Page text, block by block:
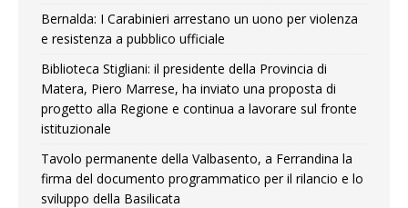
Bernalda: I Carabinieri arrestano un uono per violenza
e resistenza a pubblico ufficiale
Biblioteca Stigliani: il presidente della Provincia di
Matera, Piero Marrese, ha inviato una proposta di
progetto alla Regione e continua a lavorare sul fronte
istituzionale
Tavolo permanente della Valbasento, a Ferrandina la
firma del documento programmatico per il rilancio e lo
sviluppo della Basilicata